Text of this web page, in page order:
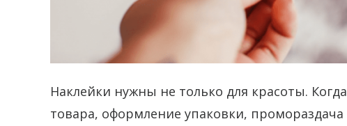
Наклейки нужны не только для красоты.
товара, оформление упаковки,